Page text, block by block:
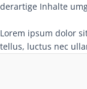
derartige Inhalte
Lorem ipsum dolor
tellus, luctus nec